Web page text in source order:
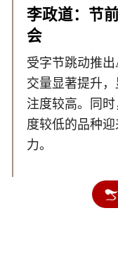
李政道：节
会
受字节跳动推
交量显著提升
注度较高。同
度较低的品种
力。